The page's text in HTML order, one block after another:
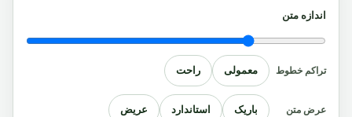
اندازه متن
تراکم خطوط معمولی راحت
عرض متن باریک استاندارد عریض